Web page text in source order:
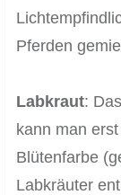
Pferden
Labkraut:
kann man
Blütenfarbe
Labkräuter